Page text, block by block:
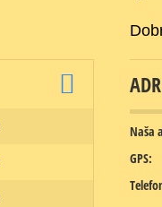
Naša
GPS: